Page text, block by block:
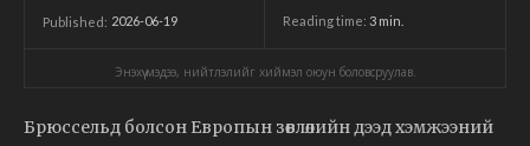
Published: 2026-06-19 Reading time: 3 min.
Энэхүү мэдээ, нийтлэлийг хиймэл оюун боловсруулав.
Брюссельд болсон Европын зөвлөлийн дээд хэмжээний